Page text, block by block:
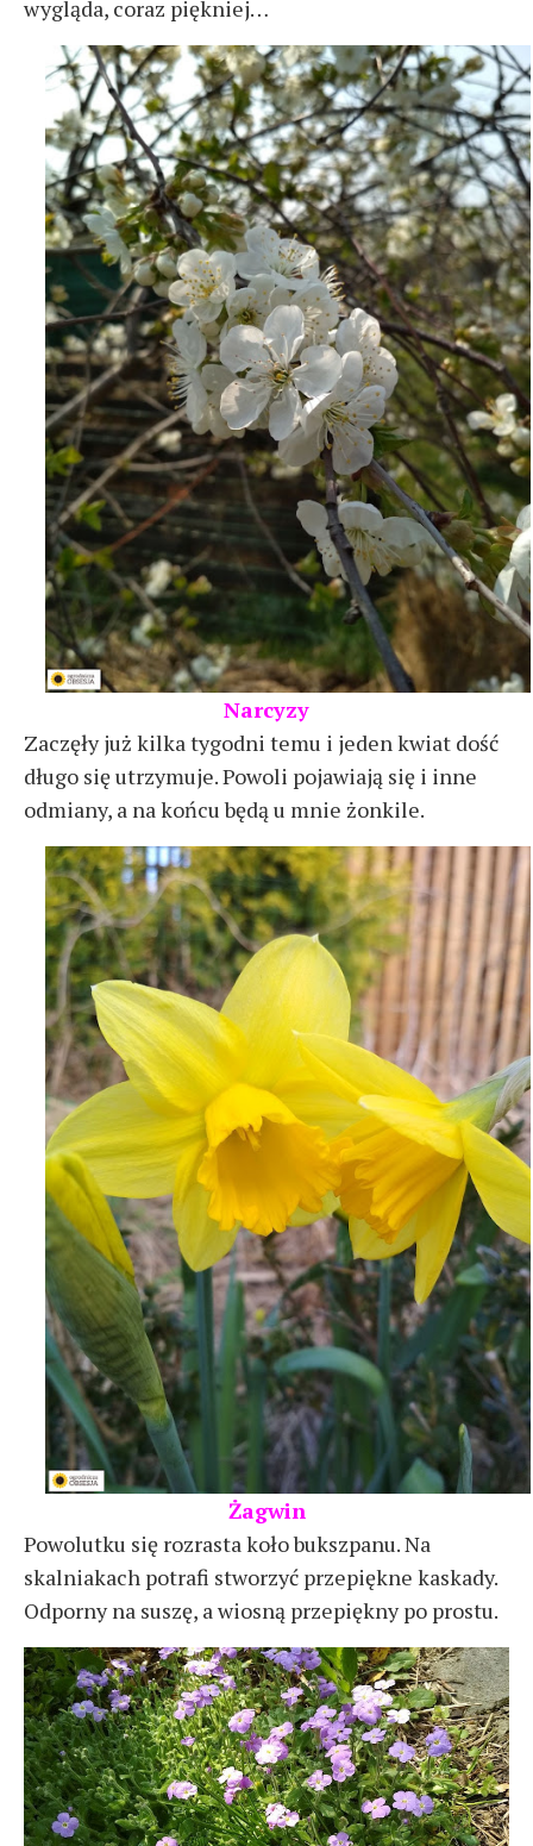
wygląda, coraz piękniej…
Narcyzy
Zaczęły już kilka tygodni temu i jeden kwiat dość
długo się utrzymuje. Powoli pojawiają się i inne
odmiany, a na końcu będą u mnie żonkile.
Żagwin
Powolutku się rozrasta koło bukszpanu. Na
skalniakach potrafi stworzyć przepiękne kaskady.
Odporny na suszę, a wiosną przepiękny po prostu.